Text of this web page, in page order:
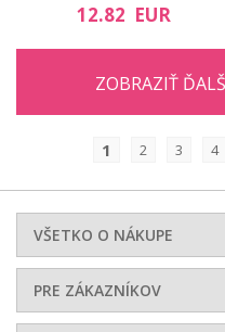
12.82 EUR
ZOBRAZIŤ
1 2 3 4
VŠETKO O NÁKUPE
PRE ZÁKAZNÍKOV